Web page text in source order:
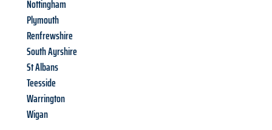
Nottingham
Plymouth
Renfrewshire
South Ayrshire
St Albans
Teesside
Warrington
Wigan